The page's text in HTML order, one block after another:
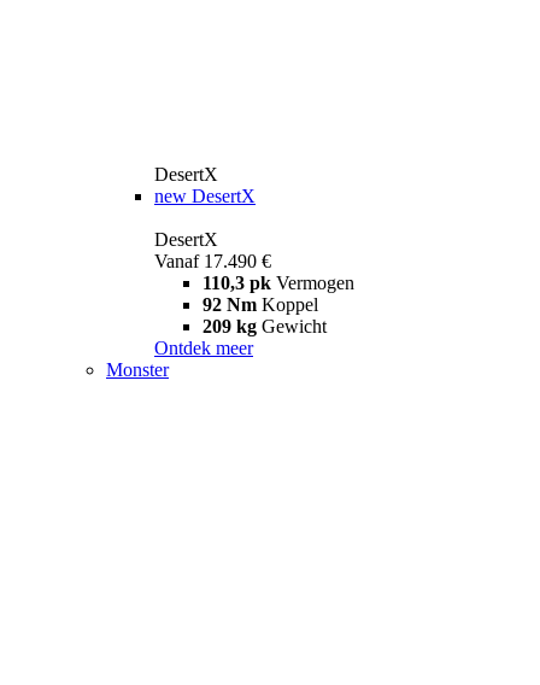
DesertX
new DesertX
DesertX
Vanaf 17.490 €
110,3 pk Vermogen
92 Nm Koppel
209 kg Gewicht
Ontdek meer
Monster